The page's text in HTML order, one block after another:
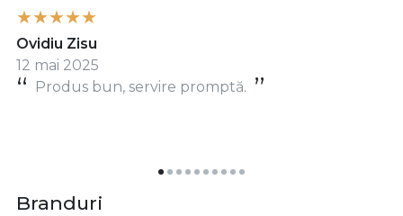
Produs bun, servire promptă.
Ovidiu Zisu
12 mai 2025
Branduri